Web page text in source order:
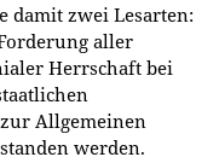
damit zwei Lesarten:
aller
Herrschaft bei
Allgemeinen
werden.